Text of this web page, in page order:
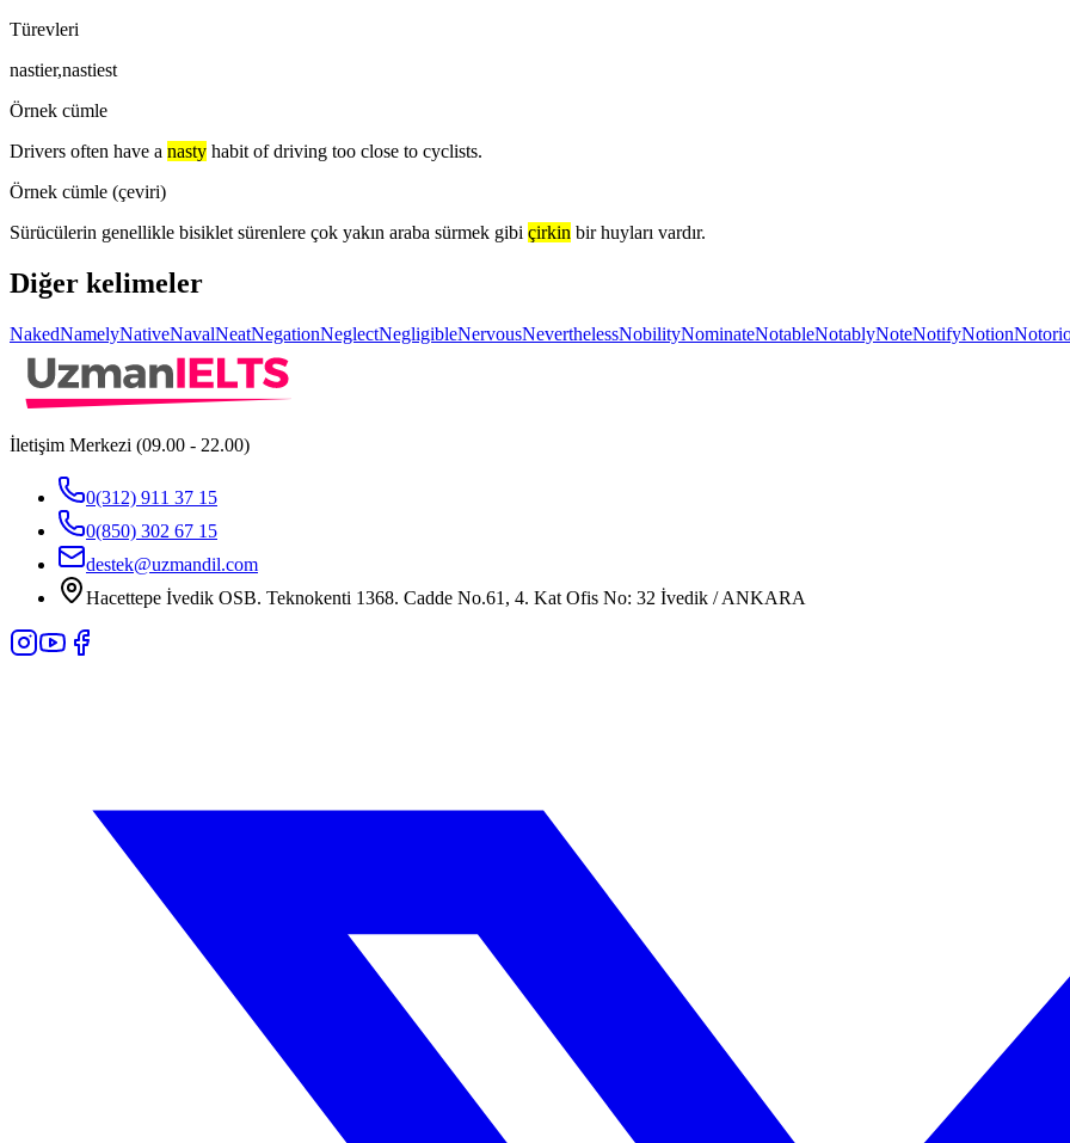
Türevleri
nastier,nastiest
Örnek cümle
Drivers often have a nasty habit of driving too close to cyclists.
Örnek cümle (çeviri)
Sürücülerin genellikle bisiklet sürenlere çok yakın araba sürmek gibi çirkin bir huyları vardır.
Diğer kelimeler
NakedNamelyNativeNavalNeatNegationNeglectNegligibleNervousNeverthelessNobilityNominateNotableNotablyNoteNotifyNotion
İletişim Merkezi (09.00 - 22.00)
0(312) 911 37 15
0(850) 302 67 15
destek@uzmandil.com
Hacettepe İvedik OSB. Teknokenti 1368. Cadde No.61, 4. Kat Ofis No: 32 İvedik / ANKARA